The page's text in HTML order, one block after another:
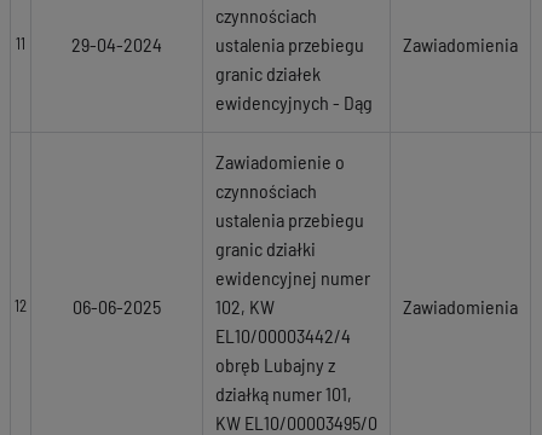
11 29-04-2024
czynnościach
ustalenia przebiegu
granic działek
ewidencyjnych - Dąg
Zawiadomienia
12 06-06-2025
Zawiadomienie o
czynnościach
ustalenia przebiegu
granic działki
ewidencyjnej numer
102, KW
EL10/00003442/4
obręb Lubajny z
działką numer 101,
KW EL10/00003495/0
Zawiadomienia